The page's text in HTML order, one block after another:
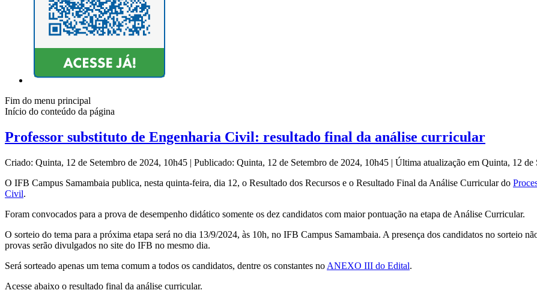
Fim do menu principal
Início do conteúdo da página
Professor substituto de Engenharia Civil: resultado final da análise curricular
Criado: Quinta, 12 de Setembro de 2024, 10h45 | Publicado: Quinta, 12 de Setembro de 2024, 10h45 | Última atualização em Quinta, 12 de
O IFB Campus Samambaia publica, nesta quinta-feira, dia 12, o Resultado dos Recursos e o Resultado Final da Análise Curricular do
Civil.
Foram convocados para a prova de desempenho didático somente os dez candidatos com maior pontuação na etapa de Análise Curricular.
O sorteio do tema para a próxima etapa será no dia 13/9/2024, às 10h, no IFB Campus Samambaia. A presença dos candidatos no sorteio
provas serão divulgados no site do IFB no mesmo dia.
Será sorteado apenas um tema comum a todos os candidatos, dentre os constantes no ANEXO III do Edital.
Acesse abaixo o resultado final da análise curricular.